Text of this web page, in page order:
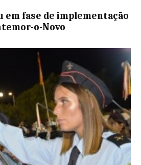
em fase de implementação
o-Novo